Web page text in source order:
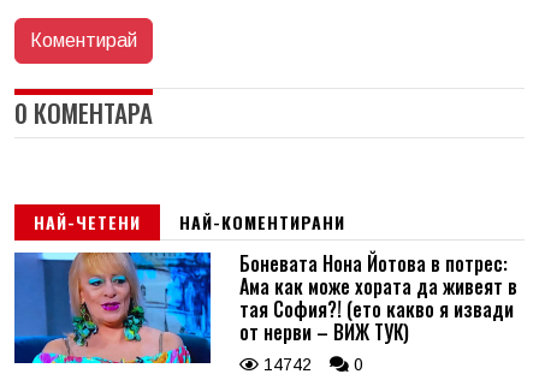
0 КОМЕНТАРА
НАЙ-ЧЕТЕНИ НАЙ-КОМЕНТИРАНИ
Боневата Нона Йотова в потрес:
Ама как може хората да живеят в
тая София?! (ето какво я извади
от нерви – ВИЖ ТУК)
14742 0